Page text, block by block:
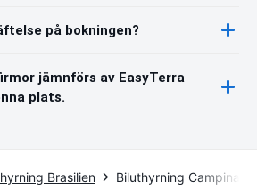
på bokningen?
jämnförs av EasyTerra
plats.
Brasilien Biluthyrning Campinas